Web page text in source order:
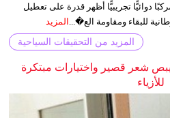
دوائيًّا تجريبيًّا أظهر قدرة على تعطيل
للبقاء ومقاومة الع�... المزيد
المزيد من التحقيقات السياحية
شعر قصير واختيارات مبتكرة
للأزياء